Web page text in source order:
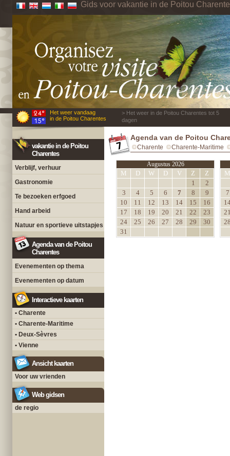
Gids voor vakantie in de Poitou
Het weer vandaag
in de Poitou Charentes
> Het weer in de Poitou Charentes tot 5
dagen
vakantie in de Poitou
Charentes
Verblijf, verhuur
Gastronomie
Te bezoeken erfgoed
Hand arbeid
Natuur en sportieve uitstapjes
Agenda van de Poitou
Charentes
Evenementen op thema
Evenementen op datum
Interactieve kaarten
• Charente
• Charente-Maritime
• Deux-Sèvres
• Vienne
Ansicht kaarten
Voor uw vrienden
Web gidsen
de regio
Agenda van de Poitou
Charente Charente-Maritime
Augustus 2026
M D W D V Z
Z
1
2
3
4 5 6 7 8
9
10
11 12 13 14 15
16
17
18 19 20 21 22
23
24
25 26 27 28 29
30
31
M
7